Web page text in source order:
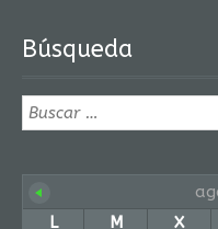
Búsqueda
L
M X